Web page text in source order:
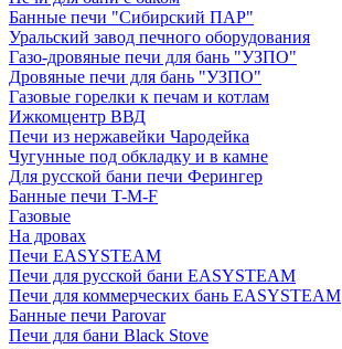
Банные печи "Сибирский ПАР"
Уральский завод печного оборудования
Газо-дровяные печи для бань "УЗПО"
Дровяные печи для бань "УЗПО"
Газовые горелки к печам и котлам
Ижкомцентр ВВД
Печи из нержавейки Чародейка
Чугунные под обкладку и в камне
Для русской бани печи Ферингер
Банные печи T-M-F
Газовые
На дровах
Печи EASYSTEAM
Печи для русской бани EASYSTEAM
Печи для коммерческих бань EASYSTEAM
Банные печи Parovar
Печи для бани Black Stove